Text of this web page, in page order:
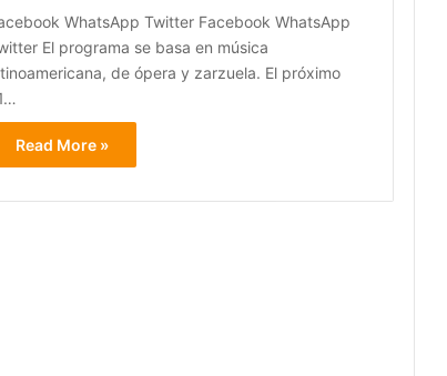
WhatsApp Twitter Facebook WhatsApp
El programa se basa en música
de ópera y zarzuela. El próximo
Read More »